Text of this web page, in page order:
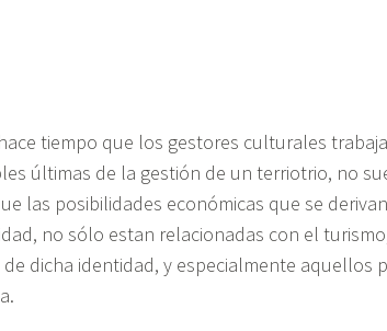
tiempo que los gestores culturales
últimas de la gestión de un terriotrio, no
las posibilidades económicas que se
no sólo estan relacionadas con el
dicha identidad, y especialmente aquellos